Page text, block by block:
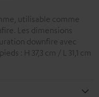
utilisable comme
Les dimensions
downfire avec
: H 37,3 cm / L 31,1 cm